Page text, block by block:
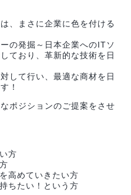
、まさに企業に色を付ける
の発掘～日本企業へのITソ
ており、革新的な技術を日
して行い、最適な商材を日
！
ポジションのご提案をさせ
方
高めていきたい方
ちたい！という方